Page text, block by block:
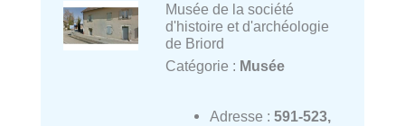
Musée de la société
d'histoire et d'archéologie
de Briord
Catégorie : Musée
Adresse : 591-523,